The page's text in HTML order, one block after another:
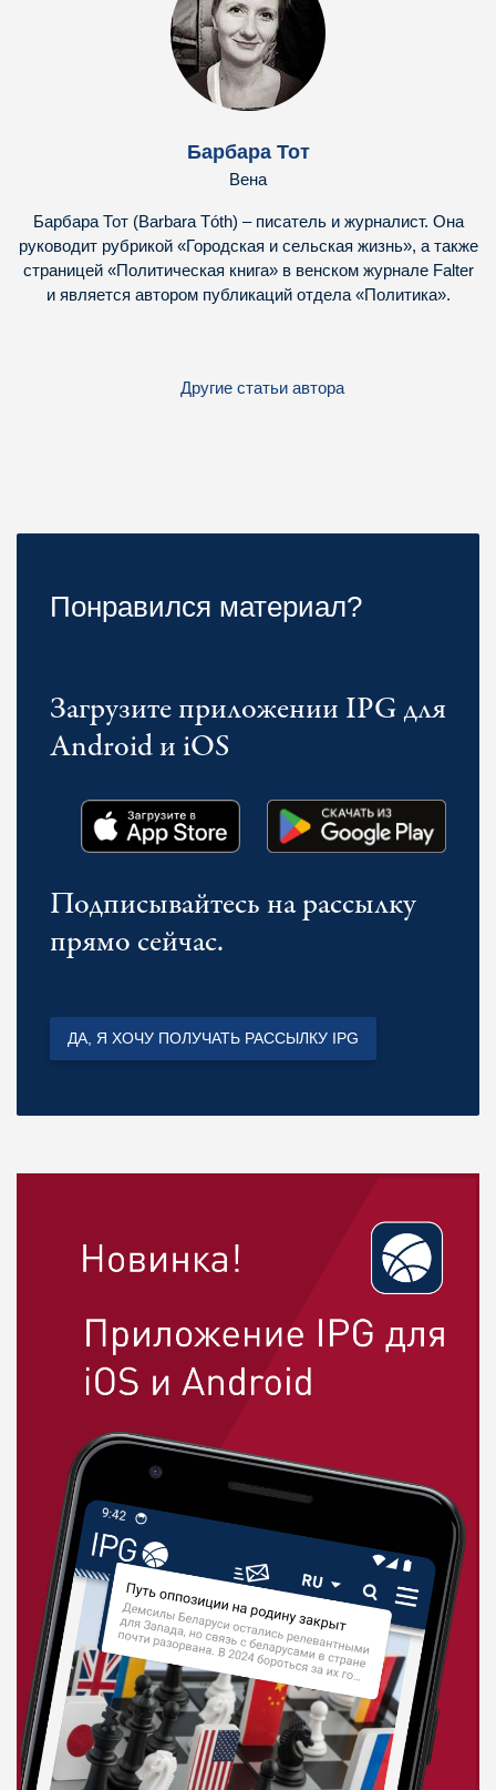
Барбара Тот
Вена
Барбара Тот (Barbara Tóth) – писатель и журналист. Она
руководит рубрикой «Городская и сельская жизнь», а также
страницей «Политическая книга» в венском журнале Falter
и является автором публикаций отдела «Политика».
Другие статьи автора
Понравился материал?
Загрузите приложении IPG для
Android и iOS
Подписывайтесь на рассылку
прямо сейчас.
ДА, Я ХОЧУ ПОЛУЧАТЬ РАССЫЛКУ IPG